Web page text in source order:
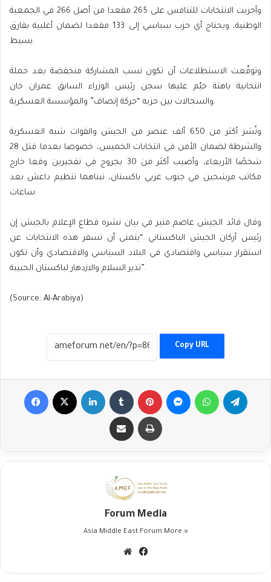
وأجريت الانتخابات للتنافس على 265 مقعدا من أصل 266 في الجمعية
الوطنية، ويحتاج أي حزب سياسي إلى 133 مقعدا لضمان أغلبية بفارق
بسيط.
وتوقّعت الاستطلاعات أن تكون نسب المشاركة منخفضة بعد حملة
انتخابية باهتة خيّم عليها سجن رئيس الوزراء السابق عمران خان
والسجالات بين حزبه “حركة إنصاف” والمؤسسة العسكرية.
ونُشر أكثر من 650 ألف عنصر من الجيش والقوات شبه العسكرية
والشرطة لضمان الأمن في انتخابات الخميس، خصوصا بعدما قتل 28
شخصًا الأربعاء، وأصيب أكثر من 30 بجروح في تفجيرين وقعا خارج
مكاتب مرشحين في جنوب غربي باكستان، تبناهما تنظيم داعش بعد
ساعات.
وقال قائد الجيش عاصم منير في بيان نشره قطاع الإعلام بالجيش إن
رئيس أركان الجيش الباكستاني “يتمنى أن تسفر هذه الانتخابات عن
استقرار سياسي واقتصادي في البلاد السياسي والاقتصادي وأن تكون
نذير السلام والازدهار لباكستان الحبيبة”.
(Source: Al-Arabiya)
Copy URL
Facebook LinkedIn Tumblr Pinterest MessengerWhatsApp
Share via Email Print
Forum Media
Asia Middle East Forum More »
Website